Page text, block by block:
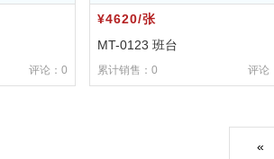
评论：0
¥4620/张
MT-0123 班台
累计销售：0 评论
«